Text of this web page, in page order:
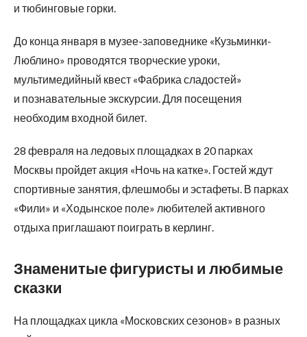
и тюбинговые горки.
До конца января в музее-заповеднике «Кузьминки-
Люблино» проводятся творческие уроки,
мультимедийный квест «Фабрика сладостей»
и познавательные экскурсии. Для посещения
необходим входной билет.
28 февраля на ледовых площадках в 20 парках
Москвы пройдет акция «Ночь на катке». Гостей ждут
спортивные занятия, флешмобы и эстафеты. В парках
«Фили» и «Ходынское поле» любителей активного
отдыха приглашают поиграть в керлинг.
Знаменитые фигуристы и любимые
сказки
На площадках цикла «Московских сезонов» в разных